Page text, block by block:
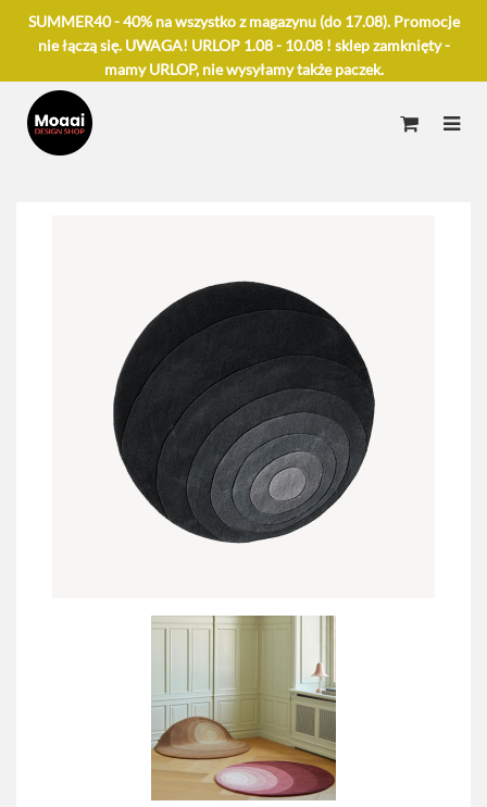
SUMMER40 - 40% na wszystko z magazynu (do 17.08). Promocje
nie łączą się. UWAGA! URLOP 1.08 - 10.08 ! sklep zamknięty -
mamy URLOP, nie wysyłamy także paczek.